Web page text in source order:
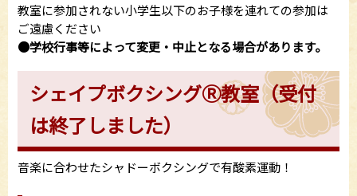
教室に参加されない小学生以下のお子様を連れての参加は
ご遠慮ください
●学校行事等によって変更・中止となる場合があります。
シェイプボクシングⓇ教室（受付
は終了しました）
音楽に合わせたシャドーボクシングで有酸素運動！